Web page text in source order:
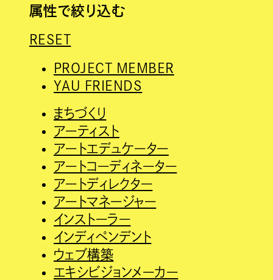
属性で絞り込む
RESET
PROJECT MEMBER
YAU FRIENDS
まちづくり
アーティスト
アートエデュケーター
アートコーディネーター
アートディレクター
アートマネージャー
インストーラー
インディペンデント
ウェブ構築
エキシビジョンメーカー